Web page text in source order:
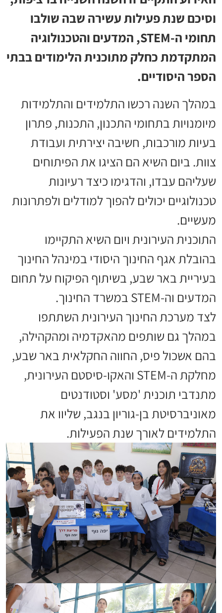
וסיכם שנת פעילות עשירה שבה שולבו
תחומי ה-STEM, המדעים והטכנולוגיה
המתקדמת כחלק מתוכנית הלימודים בבתי
הספר היסודיים.
במהלך השנה רכשו התלמידים והתלמידות
מיומנויות בתחומי התכנון, התכנות, פתרון
בעיות מורכבות, חשיבה יצירתית ועבודת
צוות. ביום השיא הם הציגו את הפיתוחים
שעליהם עבדו, והדגימו כיצד רעיונות
טכנולוגיים יכולים להפוך למודלים ולפתרונות
מעשיים.
התוכנית העירונית ויום השיא התקיימו
בהובלת אגף החינוך היסודי במינהל החינוך
בעיריית באר שבע, בשיתוף הפיקוח על תחום
המדעים וה-STEM במשרד החינוך.
לצד מערכת החינוך העירונית השתתפו
במהלך גם שותפים מהאקדמיה ומהקהילה,
בהם אשכול פיס, החווה החקלאית באר שבע,
מחלקת ה-STEM והאקו-סיסטם העירונית,
מתנדבי תוכנית 'מסע' וסטודנטים
מאוניברסיטת בן-גוריון בנגב, שליוו את
התלמידים לאורך שנת הפעילות.